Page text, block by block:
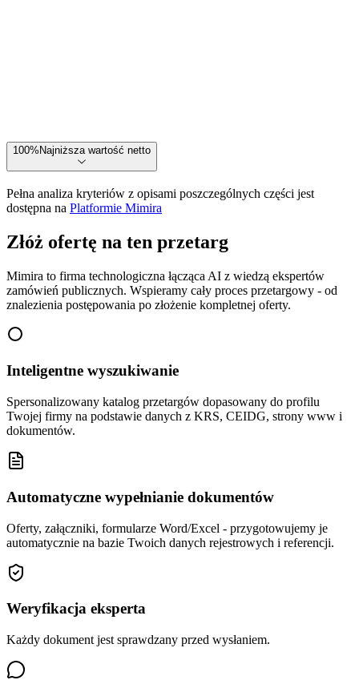
100% Najniższa wartość netto
Pełna analiza kryteriów z opisami poszczególnych części jest
dostępna na Platformie Mimira
Złóż ofertę na ten przetarg
Mimira to firma technologiczna łącząca AI z wiedzą ekspertów
zamówień publicznych. Wspieramy cały proces przetargowy - od
znalezienia postępowania po złożenie kompletnej oferty.
Inteligentne wyszukiwanie
Spersonalizowany katalog przetargów dopasowany do profilu
Twojej firmy na podstawie danych z KRS, CEIDG, strony www i
dokumentów.
Automatyczne wypełnianie dokumentów
Oferty, załączniki, formularze Word/Excel - przygotowujemy je
automatycznie na bazie Twoich danych rejestrowych i referencji.
Weryfikacja eksperta
Każdy dokument jest sprawdzany przed wysłaniem.